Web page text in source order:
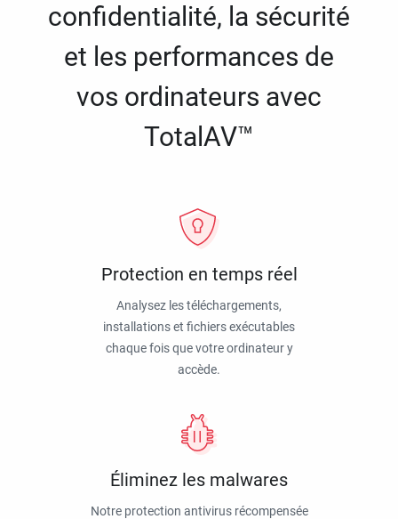
confidentialité, la sécurité
et les performances de
vos ordinateurs avec
TotalAV™
Protection en temps réel
Analysez les téléchargements,
installations et fichiers exécutables
chaque fois que votre ordinateur y
accède.
Éliminez les malwares
Notre protection antivirus récompensée